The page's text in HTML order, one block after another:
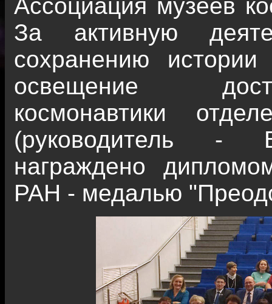
Ассоциация музеев
За активную
сохранению истории
освещение
космонавтики
(руководитель -
награждено
РАН - медалью